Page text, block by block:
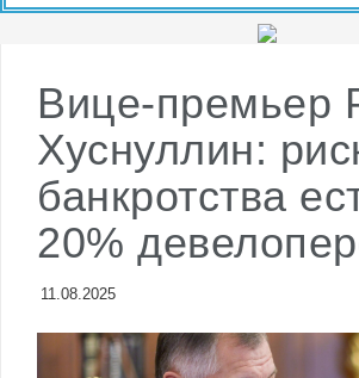
по ключевым покупателям
Вице-премьер
Хуснуллин:
банкротства
20%
11.08.2025